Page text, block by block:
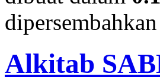
Alkitab